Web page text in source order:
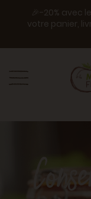
🎉-20% avec
votre panier,